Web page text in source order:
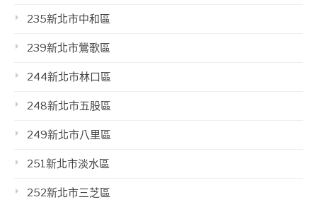
235新北市中和區
239新北市鶯歌區
244新北市林口區
248新北市五股區
249新北市八里區
251新北市淡水區
252新北市三芝區